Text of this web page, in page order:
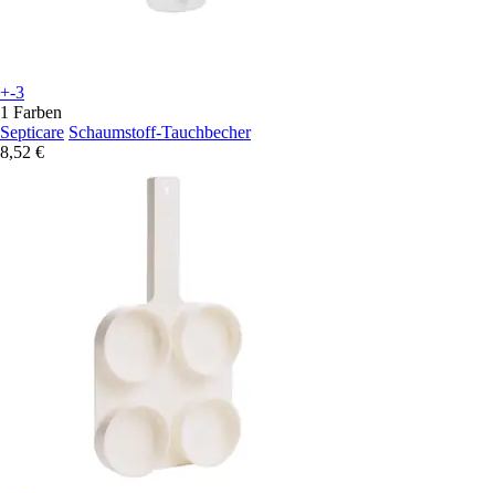
+-3
1 Farben
Septicare Schaumstoff-Tauchbecher
8,52 €